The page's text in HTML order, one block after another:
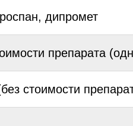
дипромет
препарата
стоимости